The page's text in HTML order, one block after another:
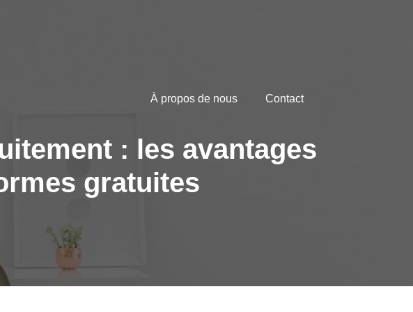
À propos de nous Contact
: les avantages
gratuites